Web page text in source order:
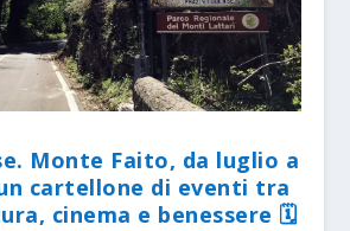
Monte Faito, da luglio a
cartellone di eventi tra
cinema e benessere 🗓